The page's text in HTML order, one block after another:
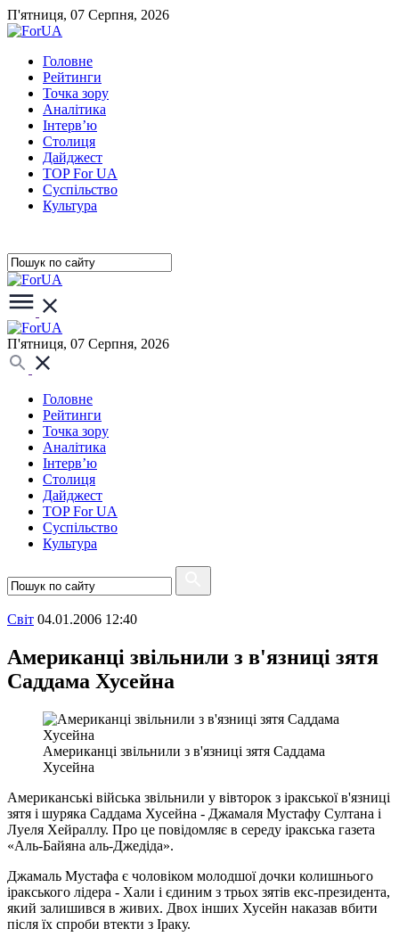
П'ятниця, 07 Серпня, 2026
Головне
Рейтинги
Точка зору
Аналітика
Інтерв’ю
Столиця
Дайджест
TOP For UA
Суспiльство
Культура
П'ятниця, 07 Серпня, 2026
Головне
Рейтинги
Точка зору
Аналітика
Інтерв’ю
Столиця
Дайджест
TOP For UA
Суспiльство
Культура
Свiт 04.01.2006 12:40
Американці звільнили з в'язниці зятя
Саддама Хусейна
Американці звільнили з в'язниці зятя Саддама
Хусейна
Американські війська звільнили у вівторок з іракської в'язниці
зятя і шуряка Саддама Хусейна - Джамаля Мустафу Султана і
Луеля Хейраллу. Про це повідомляє в середу іракська газета
«Аль-Байяна аль-Джедіда».
Джамаль Мустафа є чоловіком молодшої дочки колишнього
іракського лідера - Хали і єдиним з трьох зятів екс-президента,
який залишився в живих. Двох інших Хусейн наказав вбити
після їх спроби втекти з Іраку.